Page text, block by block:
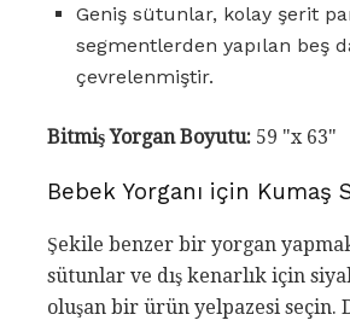
Geniş sütunlar, kolay şerit
segmentlerden yapılan beş
çevrelenmiştir.
Bitmiş Yorgan Boyutu: 59 "x 63"
Bebek Yorganı için Kumaş
Şekile benzer bir yorgan
sütunlar ve dış kenarlık için
oluşan bir ürün yelpazesi seçin.